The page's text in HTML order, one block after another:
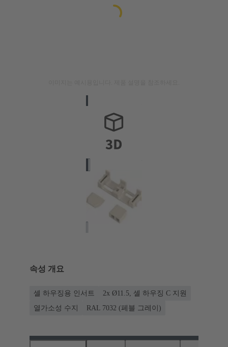
속성 개요
셸 하우징용 인서트
2x Ø11.5, 셸 하우징 C 지원
열가소성 수지
RAL 7032 (페블 그레이)